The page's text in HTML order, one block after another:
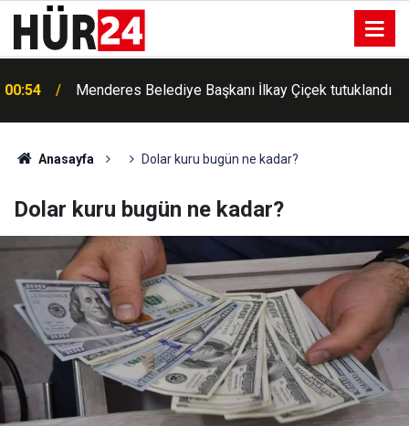
00:54 Menderes Belediye Başkanı İlkay Çiçek tutuklandı
Anasayfa Dolar kuru bugün ne kadar?
Dolar kuru bugün ne kadar?